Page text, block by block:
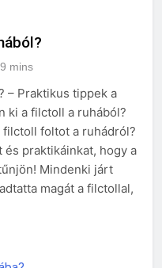
mins
– Praktikus tippek a
ki a filctoll a ruhából?
foltot a ruhádról?
praktikáinkat, hogy a
Mindenki járt
magát a filctollal,